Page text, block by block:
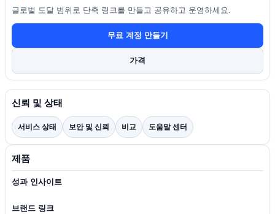
글로벌 도달 범위로 단축 링크를 만들고 공유하고 운영하세요.
무료 계정 만들기
가격
신뢰 및 상태
서비스 상태 보안 및 신뢰 비교 도움말 센터
제품
성과 인사이트
브랜드 링크